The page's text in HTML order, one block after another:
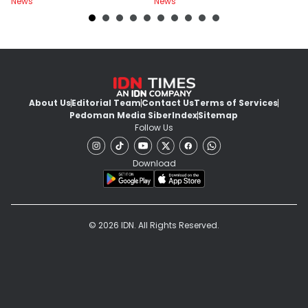
About UsEditorial TeamContact UsTerms of Services
Pedoman Media SiberIndexSitemap
Follow Us
Download
© 2026 IDN. All Rights Reserved.